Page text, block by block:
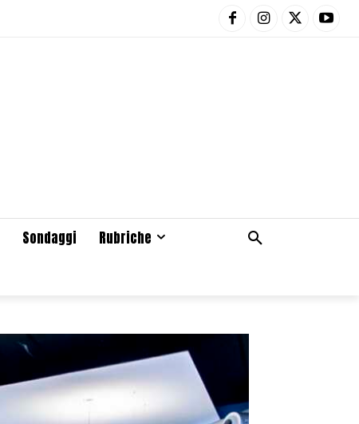
Sondaggi
Rubriche